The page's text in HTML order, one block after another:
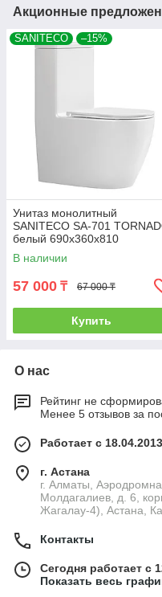
Акционные
SANITECO –15%
Унитаз монолитный
SANITECO SA-701
белый 690x360x810
В наличии
57 000 ₸ 67 000 ₸
Купить
О нас
Рейтинг не
Менее 5 отзывов за
Работает с 18.04.2013
г. Астана
г. Алматы,
Молдагалиев, д. 6,
Жагалау-4), Астана,
Контакты
Сегодня работает с
Показать весь